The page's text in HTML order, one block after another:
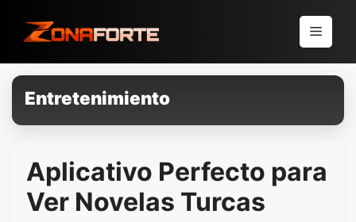
para
conteúdo
Menu
Entretenimiento
Aplicativo Perfecto para
Ver Novelas Turcas